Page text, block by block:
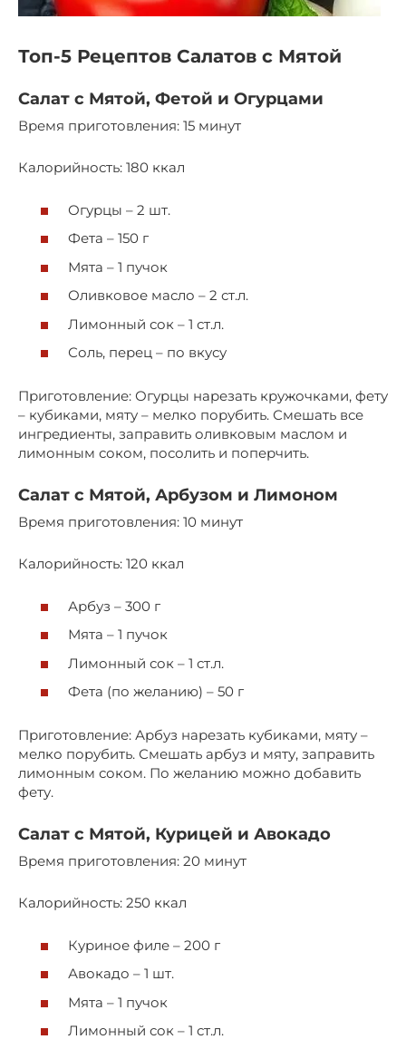
Топ-5 Рецептов Салатов с Мятой
Салат с Мятой, Фетой и Огурцами
Время приготовления: 15 минут
Калорийность: 180 ккал
Огурцы – 2 шт.
Фета – 150 г
Мята – 1 пучок
Оливковое масло – 2 ст.л.
Лимонный сок – 1 ст.л.
Соль, перец – по вкусу
Приготовление: Огурцы нарезать кружочками, фету
– кубиками, мяту – мелко порубить. Смешать все
ингредиенты, заправить оливковым маслом и
лимонным соком, посолить и поперчить.
Салат с Мятой, Арбузом и Лимоном
Время приготовления: 10 минут
Калорийность: 120 ккал
Арбуз – 300 г
Мята – 1 пучок
Лимонный сок – 1 ст.л.
Фета (по желанию) – 50 г
Приготовление: Арбуз нарезать кубиками, мяту –
мелко порубить. Смешать арбуз и мяту, заправить
лимонным соком. По желанию можно добавить
фету.
Салат с Мятой, Курицей и Авокадо
Время приготовления: 20 минут
Калорийность: 250 ккал
Куриное филе – 200 г
Авокадо – 1 шт.
Мята – 1 пучок
Лимонный сок – 1 ст.л.